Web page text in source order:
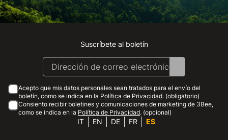
Instagram
Facebook
Linkedin
Youtube
Suscríbete al boletín
Acepto que mis datos personales sean tratados para el envío del
boletín, como se indica en la Política de Privacidad. (obligatorio)
Consiento recibir boletines y comunicaciones de marketing de 3Bee,
como se indica en la Política de Privacidad. (opcional)
IT EN DE FR ES